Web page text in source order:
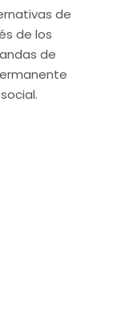
de
de los
de